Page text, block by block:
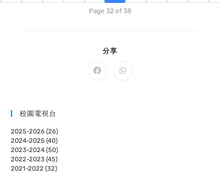
Page 32 of 38
分享
CONTENT
Opens
Opens
校園電視台
2025-2026 (26)
2024-2025 (40)
2023-2024 (50)
2022-2023 (45)
2021-2022 (32)